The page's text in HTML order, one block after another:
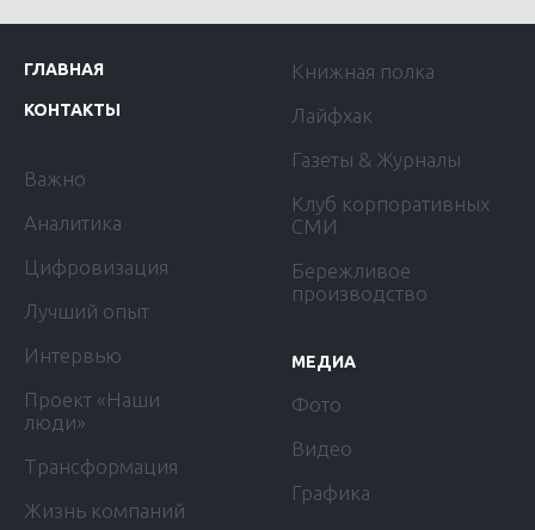
ГЛАВНАЯ
КОНТАКТЫ
Важно
Аналитика
Цифровизация
Лучший опыт
Интервью
Проект «Наши
люди»
Трансформация
Жизнь компаний
Книжная полка
Лайфхак
Газеты & Журналы
Клуб корпоративных
СМИ
Бережливое
производство
МЕДИА
Фото
Видео
Графика